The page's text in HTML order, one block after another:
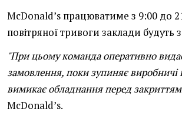
McDonald’s працюватиме з 9:00 до
повітряної тривоги заклади будуть
"При цьому команда оперативно
замовлення, поки зупиняє виробничі
вимикає обладнання перед
McDonald’s.